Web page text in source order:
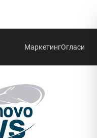
МаркетингОгласи